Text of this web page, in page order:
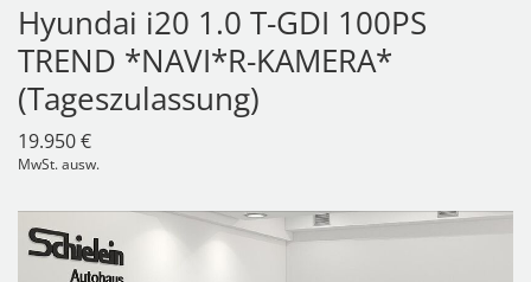
Hyundai i20 1.0 T-GDI 100PS
TREND *NAVI*R-KAMERA*
(Tageszulassung)
19.950 €
MwSt. ausw.